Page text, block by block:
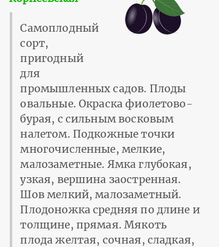
Самоплодный
сорт,
пригодный
для
промышленных садов. Плоды
овальные. Окраска фиолетово-
бурая, с сильным восковым
налетом. Подкожные точки
многочисленные, мелкие,
малозаметные. Ямка глубокая,
узкая, вершина заостренная.
Шов мелкий, малозаметный.
Плодоножка средняя по длине и
толщине, прямая. Мякоть
плода желтая, сочная, сладкая,